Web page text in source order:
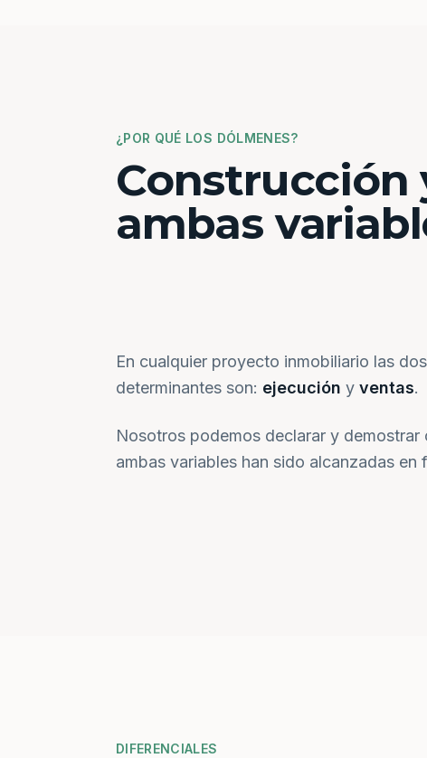
¿POR QUÉ LOS DÓLMENES?
Construcción
ambas
En cualquier proyecto inmobiliario las
determinantes son: ejecución y ventas.
Nosotros podemos declarar y demostrar
ambas variables han sido alcanzadas en
DIFERENCIALES